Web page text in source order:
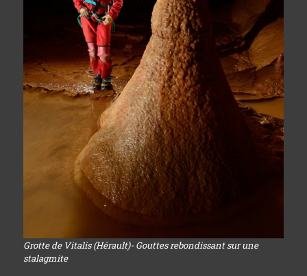
Grotte de Vitalis (Hérault)- Gouttes rebondissant sur une
stalagmite